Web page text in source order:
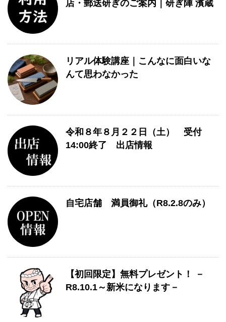
店・郵送研ぎのご案内｜研ぎ陣 濱蔵
リアル体験講座｜こんなに面白いな
んて思わなかった
令和８年８月２２日（土） 受付
14:00終了 出店情報
自宅店舗 満員御礼（R8.2.8のみ）
【初回限定】無料プレゼント！ －
R8.10.1～新米になります－